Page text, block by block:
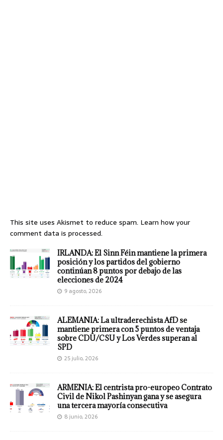
This site uses Akismet to reduce spam. Learn how your
comment data is processed.
IRLANDA: El Sinn Féin mantiene la primera
posición y los partidos del gobierno
continúan 8 puntos por debajo de las
elecciones de 2024
9 agosto, 2026
ALEMANIA: La ultraderechista AfD se
mantiene primera con 5 puntos de ventaja
sobre CDU/CSU y Los Verdes superan al
SPD
25 julio, 2026
ARMENIA: El centrista pro-europeo Contrato
Civil de Nikol Pashinyan gana y se asegura
una tercera mayoría consecutiva
8 junio, 2026